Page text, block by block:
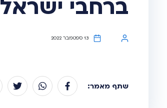
ברחבי ישראל
13 ספטמבר 2022
שתף מאמר: